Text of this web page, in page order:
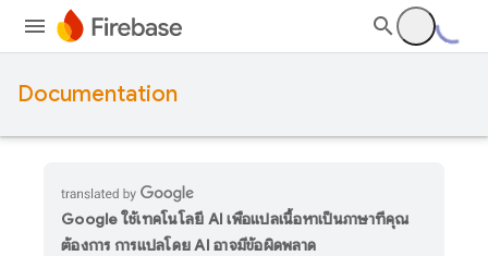
Documentation
Google ใช้เทคโนโลยี AI เพื่อแปลเนื้อหาเป็นภาษาที่คุณ
ต้องการ การแปลโดย AI อาจมีข้อผิดพลาด